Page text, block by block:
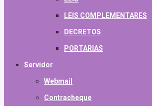
LEIS COMPLEMENTARES
DECRETOS
PORTARIAS
Servidor
Webmail
Contracheque